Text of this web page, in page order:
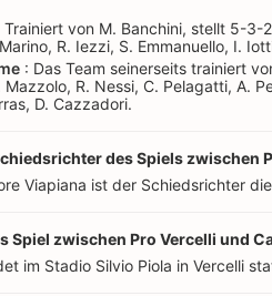
Trainiert von M. Banchini, stellt 5-3-
R. Iezzi, S. Emmanuello, I.
: Das Team seinerseits trainiert
Mazzolo, R. Nessi, C. Pelagatti, A.
D. Cazzadori.
des Spiels zwischen
Viapiana ist der Schiedsrichter
Spiel zwischen Pro Vercelli und
im Stadio Silvio Piola in Vercelli